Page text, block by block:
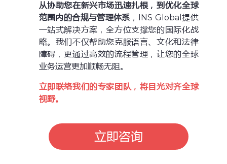
从协助您在新兴市场迅速扎根，到优化全球
范围内的合规与管理体系 ，INS Global提供
一站式解决方案，全方位支撑您的国际化战
略。我们不仅帮助您克服语言、文化和法律
障碍，更通过高效的流程管理，让您的全球
业务运营更加顺畅无阻。
立即联络我们的专家团队 ，将目光对齐全球
视野。
立即咨询